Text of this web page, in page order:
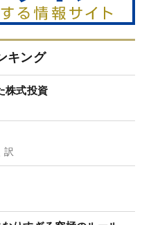
キング
株式投資
訳